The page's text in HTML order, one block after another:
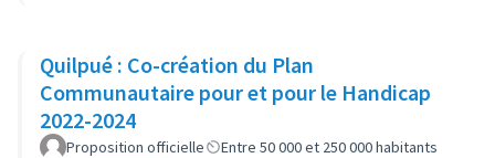
Quilpué : Co-création du Plan
Communautaire pour et pour le Handicap
2022-2024
Proposition officielle
Entre 50 000 et 250 000 habitants